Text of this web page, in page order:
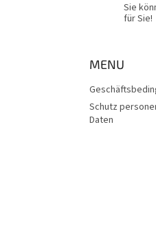
Sie
für Sie!
MENU
Schutz
Daten